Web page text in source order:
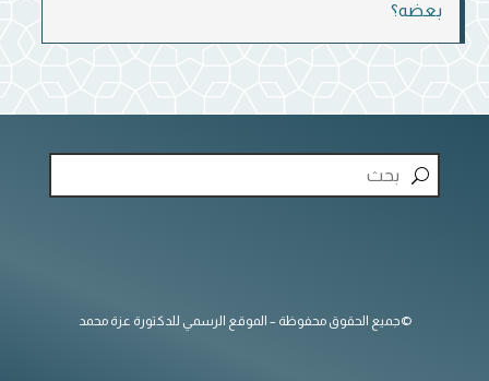
بعضه؟
©جميع الحقوق محفوظة – الموقع الرسمي للدكتورة عزة محمد